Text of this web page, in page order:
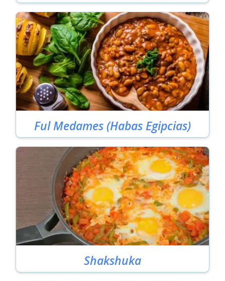
Ful Medames (Habas Egipcias)
Shakshuka